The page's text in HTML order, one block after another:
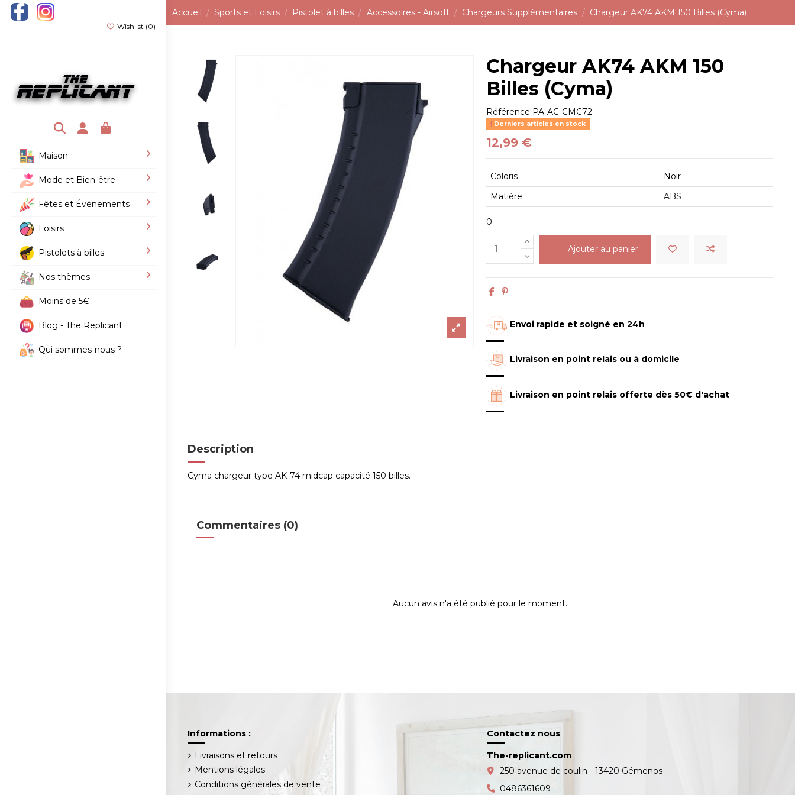
Wishlist (0)
Maison
Mode et Bien-être
Fêtes et Événements
Loisirs
Pistolets à billes
Nos thèmes
Moins de 5€
Blog - The Replicant
Qui sommes-nous ?
Accueil Sports et Loisirs Pistolet à billes Accessoires - Airsoft Chargeurs Supplémentaires Chargeur AK74 AKM 150 Billes (Cyma)
Chargeur AK74 AKM 150
Billes (Cyma)
Référence PA-AC-CMC72
Derniers articles en stock
12,99 €
Coloris
Noir
Matière
ABS
0
Ajouter au panier
Envoi rapide et soigné en 24h
Livraison en point relais ou à domicile
Livraison en point relais offerte dès 50€ d'achat
Description
Cyma chargeur type AK-74 midcap capacité 150 billes.
Commentaires (0)
Aucun avis n'a été publié pour le moment.
Informations :
Livraisons et retours
Mentions légales
Conditions générales de vente
Contactez nous
The-replicant.com
250 avenue de coulin - 13420 Gémenos
0486361609